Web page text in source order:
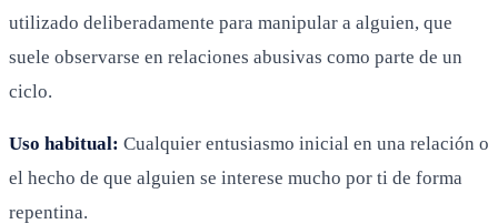
utilizado deliberadamente para manipular a alguien, que
suele observarse en relaciones abusivas como parte de un
ciclo.
Uso habitual: Cualquier entusiasmo inicial en una relación o
el hecho de que alguien se interese mucho por ti de forma
repentina.